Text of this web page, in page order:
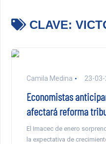
CLAVE:
Camila Medina 23-
Economistas
afectará reforma
El Imacec de enero
la expectativa de